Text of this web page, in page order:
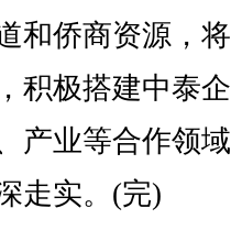
和侨商资源，
积极搭建中泰
产业等合作领
走实。(完)